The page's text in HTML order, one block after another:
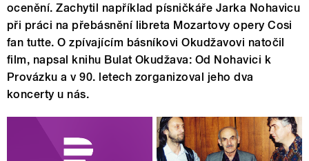
ocenění. Zachytil například písničkáře Jarka Nohavicu
při práci na přebásnění libreta Mozartovy opery Cosi
fan tutte. O zpívajícím básníkovi Okudžavovi natočil
film, napsal knihu Bulat Okudžava: Od Nohavici k
Provázku a v 90. letech zorganizoval jeho dva
koncerty u nás.